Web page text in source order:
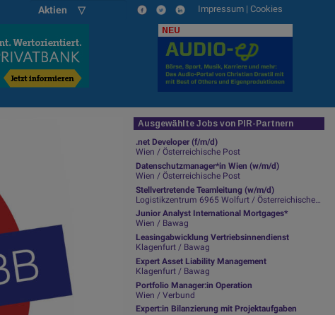
Aktien ▽ Impressum | Cookies
NEU
Ausgewählte Jobs von PIR-Partnern
.net Developer (f/m/d)
Wien / Österreichische Post
Datenschutzmanager*in Wien (w/m/d)
Wien / Österreichische Post
Stellvertretende Teamleitung (w/m/d)
Logistikzentrum 6965 Wolfurt / Österreichische Post
Junior Analyst International Mortgages*
Wien / Bawag
Leasingabwicklung Vertriebsinnendienst
Klagenfurt / Bawag
Expert Asset Liability Management
Klagenfurt / Bawag
Portfolio Manager:in Operation
Wien / Verbund
Expert:in Bilanzierung mit Projektaufgaben